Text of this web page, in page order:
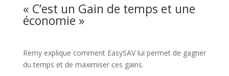
« C’est un Gain de temps et une
économie »
Remy explique comment EasySAV lui permet de gagner
du temps et de maximiser ces gains.